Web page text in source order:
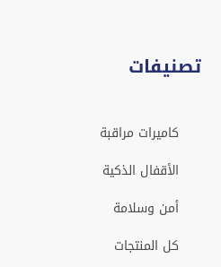
تصنيفات
كاميرات مراقبة
الأقفال الذكية
أمن وسلامة
كل المنتجات